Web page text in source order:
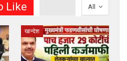
All
Like
खान्देश